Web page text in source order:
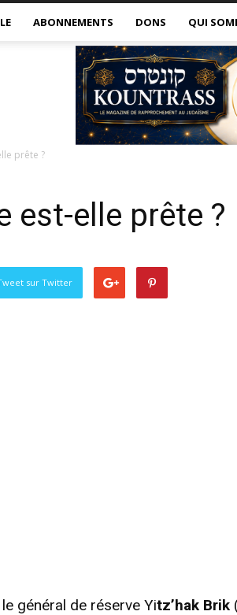
ABONNEMENTS DONS QUI
prête ?
est-elle prête ?
sur Twitter
général de réserve Yitz’hak Brik